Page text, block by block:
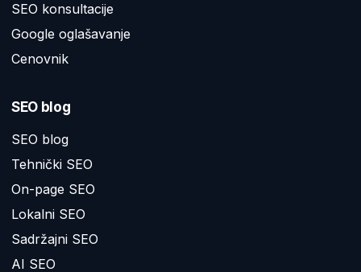
SEO konsultacije
Google oglašavanje
Cenovnik
SEO blog
SEO blog
Tehnički SEO
On-page SEO
Lokalni SEO
Sadržajni SEO
AI SEO